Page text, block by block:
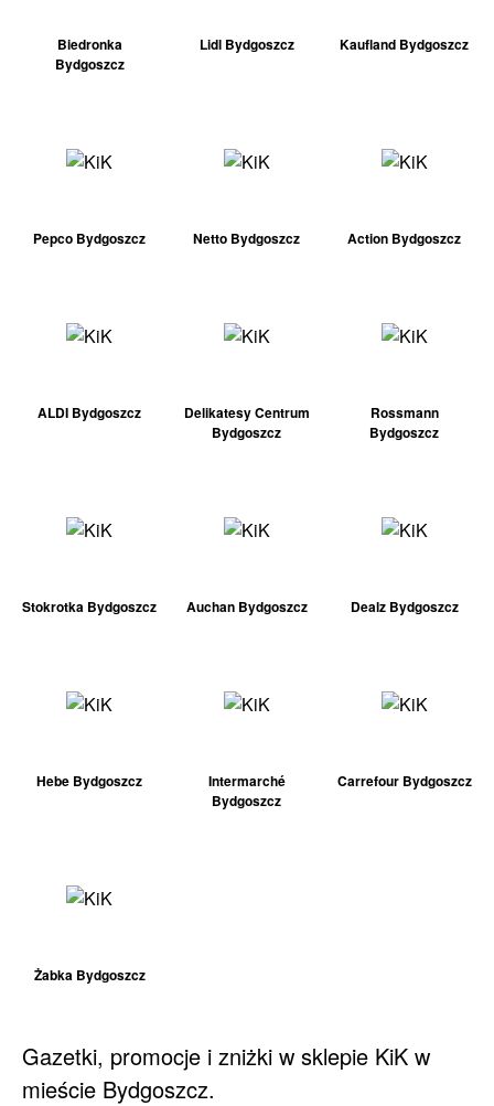
Biedronka
Bydgoszcz
Lidl Bydgoszcz Kaufland Bydgoszcz
Pepco Bydgoszcz Netto Bydgoszcz Action Bydgoszcz
ALDI Bydgoszcz
Delikatesy Centrum
Bydgoszcz
Rossmann
Bydgoszcz
Stokrotka Bydgoszcz Auchan Bydgoszcz Dealz Bydgoszcz
Hebe Bydgoszcz
Intermarché
Bydgoszcz
Carrefour Bydgoszcz
Żabka Bydgoszcz
Gazetki, promocje i zniżki w sklepie KiK w
mieście Bydgoszcz.